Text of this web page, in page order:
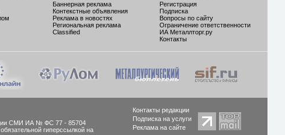
Баннерная реклама
Контекстные объявления
Реклама в новостях
Региональная реклама
Classified
Регистрация
Подписка
Вопросы по сайту
Ограничение ответственности
ИА Металлторг.ру
Контакты
СМИ ИА № ФС 77 - 85704
гиперссылкой на
Контакты редакции
Подписка на услуги
Реклама на сайте